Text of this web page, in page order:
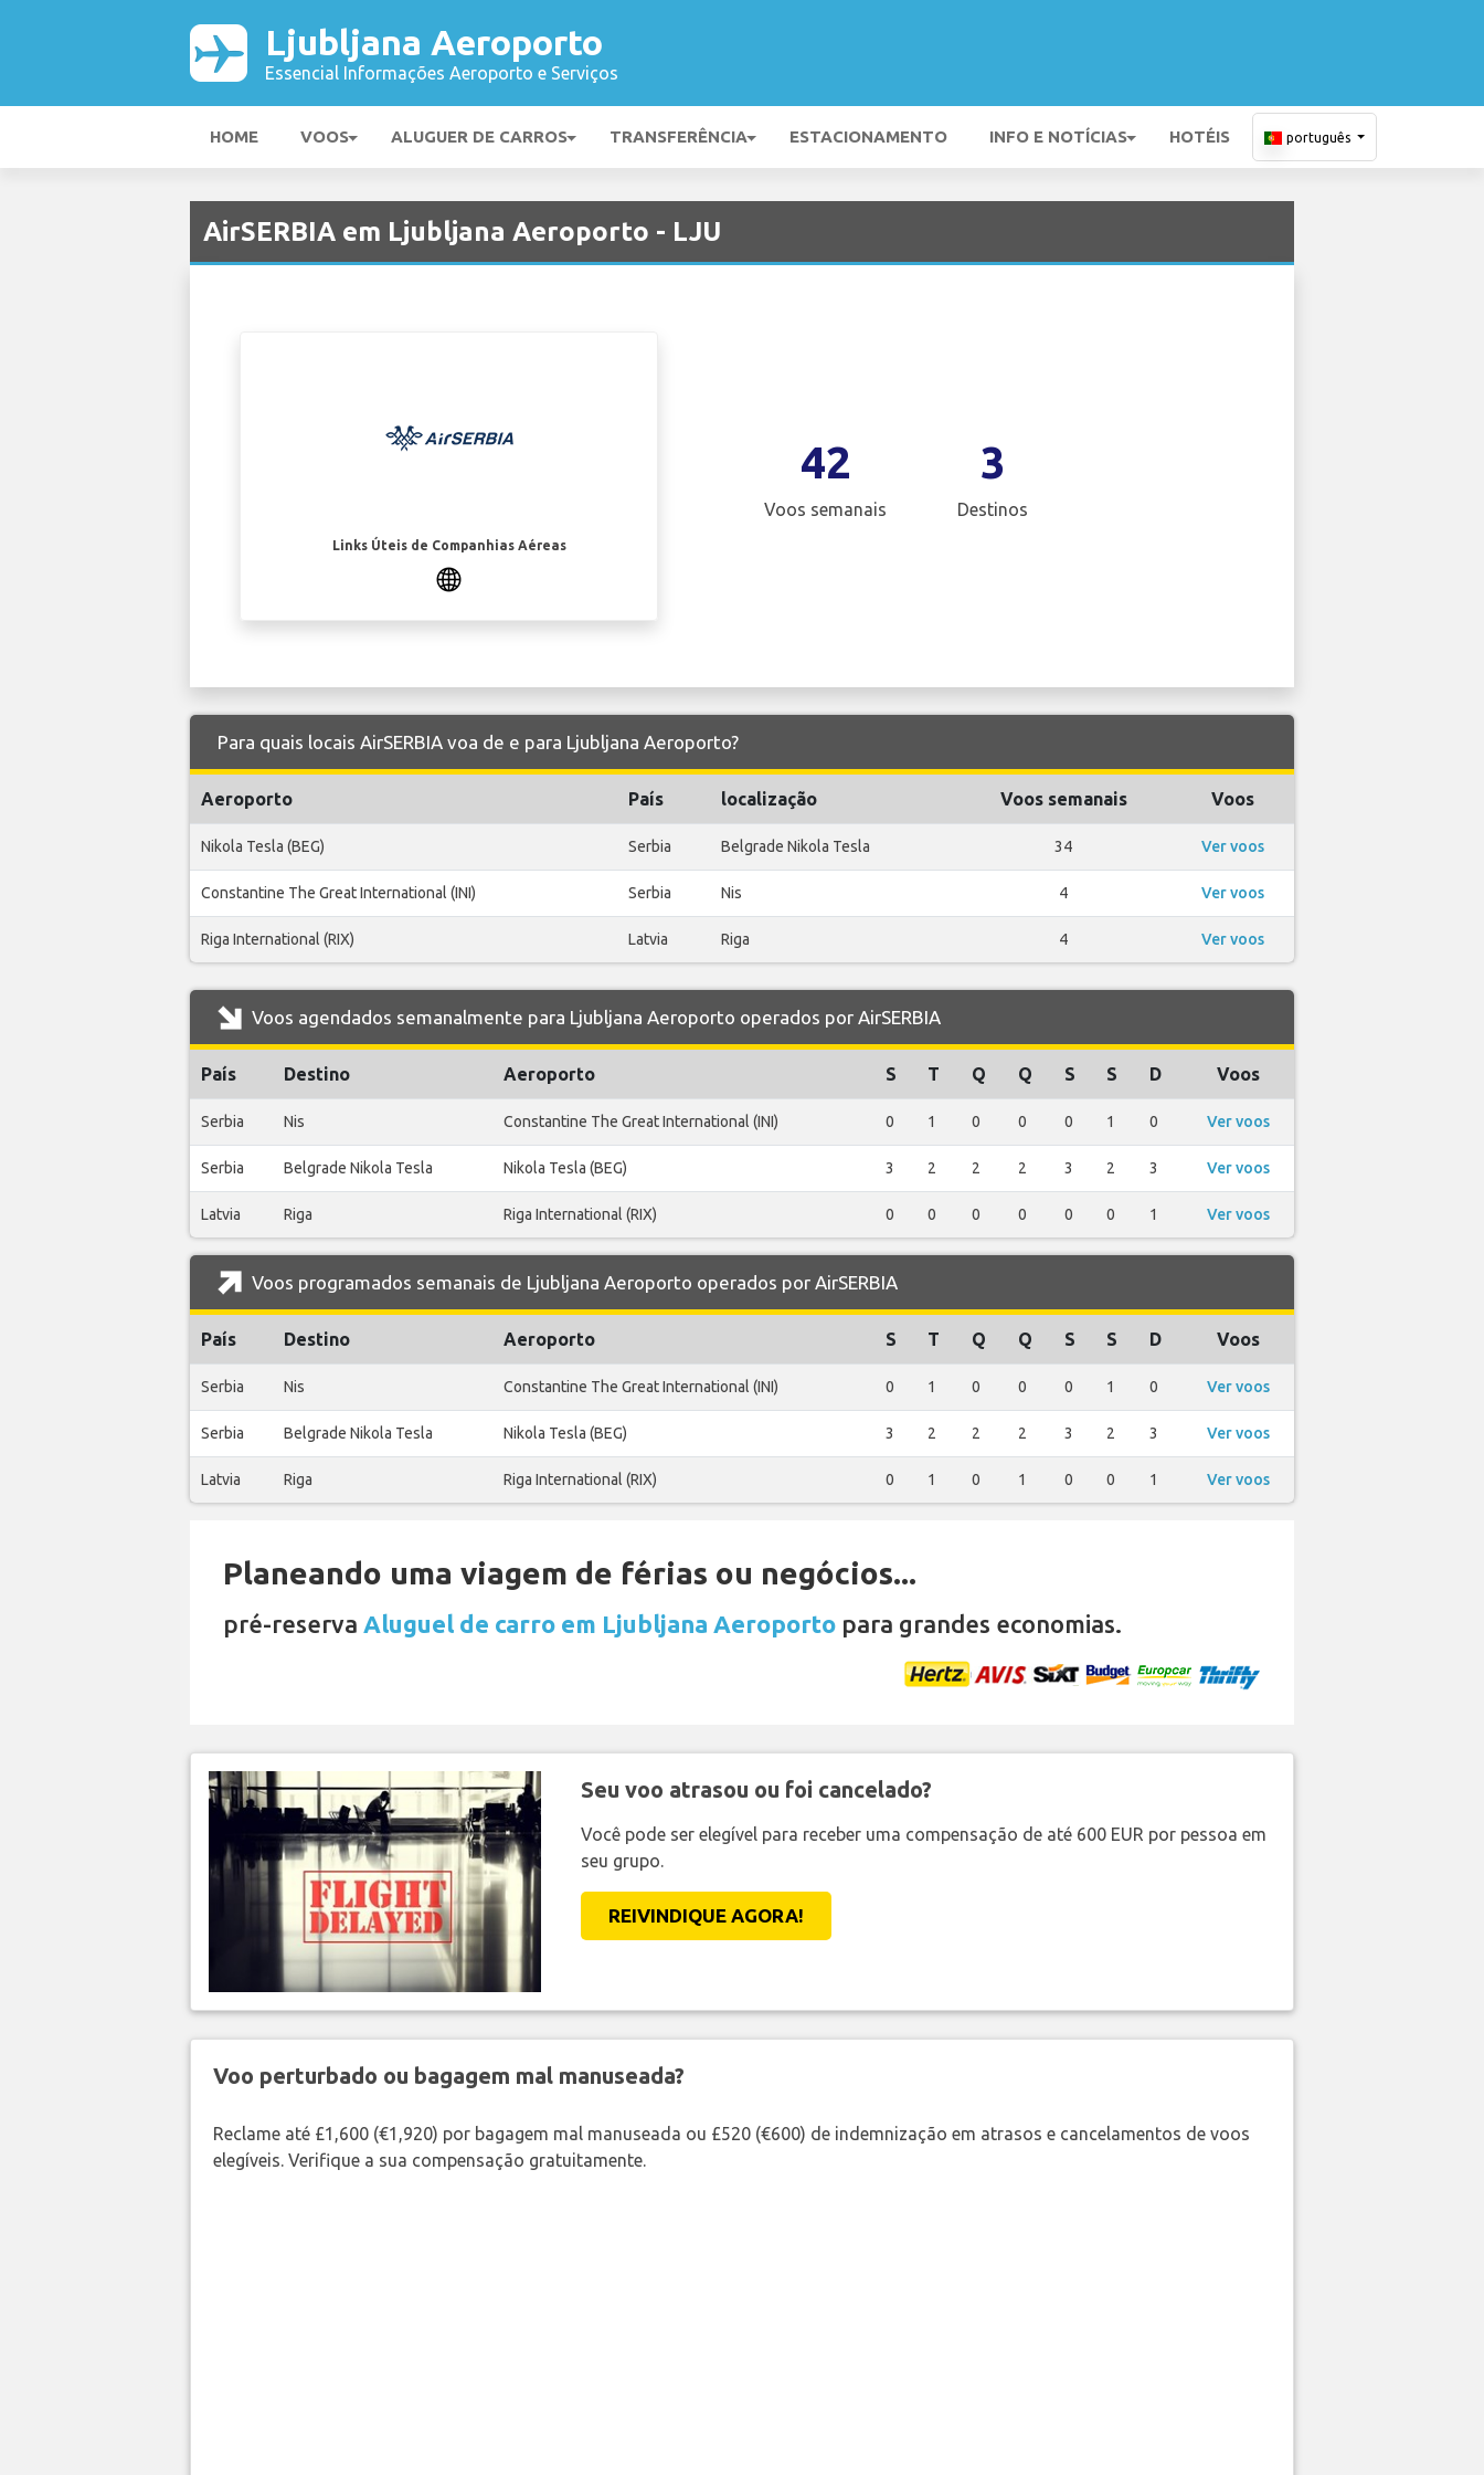
Ljubljana Aeroporto
Essencial Informações Aeroporto e Serviços
HOME VOOS ALUGUER DE CARROS TRANSFERÊNCIA ESTACIONAMENTO INFO E NOTÍCIAS HOTÉIS português
AirSERBIA em Ljubljana Aeroporto - LJU
Links Úteis de Companhias Aéreas
42
Voos semanais
3
Destinos
Para quais locais AirSERBIA voa de e para Ljubljana Aeroporto?
Aeroporto País localização Voos semanais Voos
Nikola Tesla (BEG) Serbia Belgrade Nikola Tesla 34 Ver voos
Constantine The Great International (INI) Serbia Nis 4 Ver voos
Riga International (RIX) Latvia Riga 4 Ver voos
Voos agendados semanalmente para Ljubljana Aeroporto operados por AirSERBIA
País Destino Aeroporto S T Q Q S S D Voos
Serbia Nis Constantine The Great International (INI) 0 1 0 0 0 1 0 Ver voos
Serbia Belgrade Nikola Tesla Nikola Tesla (BEG) 3 2 2 2 3 2 3 Ver voos
Latvia Riga Riga International (RIX) 0 0 0 0 0 0 1 Ver voos
Voos programados semanais de Ljubljana Aeroporto operados por AirSERBIA
País Destino Aeroporto S T Q Q S S D Voos
Serbia Nis Constantine The Great International (INI) 0 1 0 0 0 1 0 Ver voos
Serbia Belgrade Nikola Tesla Nikola Tesla (BEG) 3 2 2 2 3 2 3 Ver voos
Latvia Riga Riga International (RIX) 0 1 0 1 0 0 1 Ver voos
Planeando uma viagem de férias ou negócios...
pré-reserva Aluguel de carro em Ljubljana Aeroporto para grandes economias.
Seu voo atrasou ou foi cancelado?
Você pode ser elegível para receber uma compensação de até 600 EUR por pessoa em
seu grupo.
REIVINDIQUE AGORA!
Voo perturbado ou bagagem mal manuseada?
Reclame até £1,600 (€1,920) por bagagem mal manuseada ou £520 (€600) de indemnização em atrasos e cancelamentos de voos
elegíveis. Verifique a sua compensação gratuitamente.